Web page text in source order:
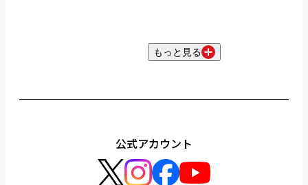
もっと見る
公式アカウント